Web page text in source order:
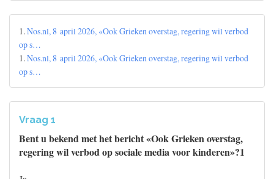
1.Nos.nl, 8 april 2026, «Ook Grieken overstag, regering wil verbod
op s…
1.Nos.nl, 8 april 2026, «Ook Grieken overstag, regering wil verbod
op s…
Vraag 1
Bent u bekend met het bericht «Ook Grieken overstag,
regering wil verbod op sociale media voor kinderen»?1